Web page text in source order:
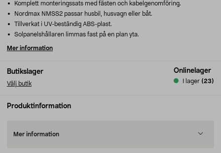
Butikslager
Välj butik
Onlinelager
I lager (23)
Komplett monteringssats med fästen och kabelgenomföring.
Nordmax NMSS2 passar husbil, husvagn eller båt.
Tillverkat i UV-beständig ABS-plast.
Solpanelshållaren limmas fast på en plan yta.
Mer information
Produktinformation
Mer information